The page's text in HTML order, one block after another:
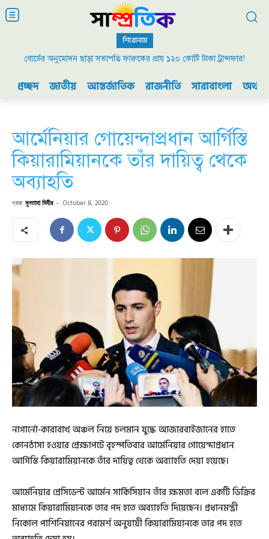
শিরোনাম
বোর্ডের অনুমোদন ছাড়া সভাপতি ফারুকের প্রায় ১২০ কোটি টাকা ট্রান্সফার!
প্রচ্ছদ জাতীয় আন্তর্জাতিক রাজনীতি সারাবাংলা
আর্মেনিয়ার গোয়েন্দাপ্রধান আর্গিস্তি
কিয়ারামিয়ানকে তাঁর দায়িত্ব থেকে
অব্যাহতি
দ্বারা মুনতাহা মিহীর - October 8, 2020
নাগার্নো-কারাবাখ অঞ্চল নিয়ে চলমান যুদ্ধে আজারবাইজানের হাতে
কোনঠাসা হওয়ার প্রেক্ষাপটে বৃহস্পতিবার আর্মেনিয়ার গোয়েন্দাপ্রধান
আর্গিস্তি কিয়ারামিয়ানকে তাঁর দায়িত্ব থেকে অব্যাহতি দেয়া হয়েছে।
আর্মেনিয়ার প্রেসিডেন্ট আর্মেন সার্কিসিয়ান তাঁর ক্ষমতা বলে একটি ডিক্রির
মাধ্যমে কিয়ারামিয়ানকে তার পদ হতে অব্যাহতি দিয়েছেন। প্রধানমন্ত্রী
নিকোল পাশিনিয়ানের পরামর্শ অনুযায়ী কিয়ারামিয়ানকে তার পদ হতে